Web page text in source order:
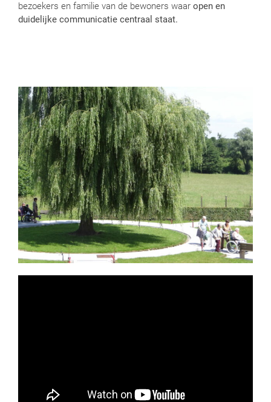
bezoekers en familie van de bewoners waar open en
duidelijke communicatie centraal staat.